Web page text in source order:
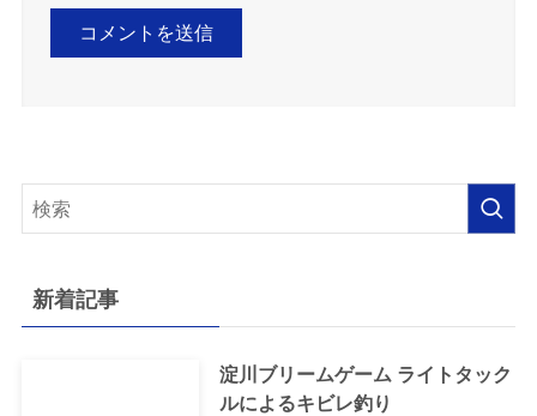
新着記事
淀川ブリームゲーム ライトタック
ルによるキビレ釣り